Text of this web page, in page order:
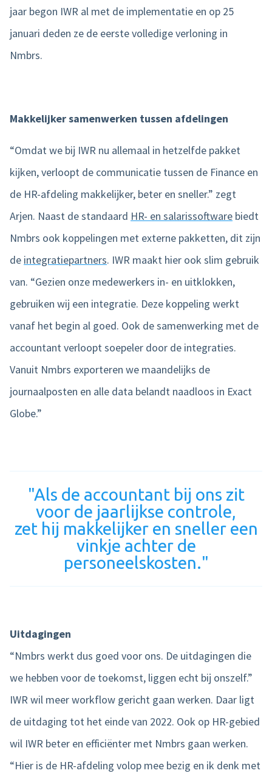
jaar begon IWR al met de implementatie en op 25
januari deden ze de eerste volledige verloning in
Nmbrs.
Makkelijker samenwerken tussen afdelingen
“Omdat we bij IWR nu allemaal in hetzelfde pakket
kijken, verloopt de communicatie tussen de Finance en
de HR-afdeling makkelijker, beter en sneller.” zegt
Arjen. Naast de standaard HR- en salarissoftware biedt
Nmbrs ook koppelingen met externe pakketten, dit zijn
de integratiepartners. IWR maakt hier ook slim gebruik
van. “Gezien onze medewerkers in- en uitklokken,
gebruiken wij een integratie. Deze koppeling werkt
vanaf het begin al goed. Ook de samenwerking met de
accountant verloopt soepeler door de integraties.
Vanuit Nmbrs exporteren we maandelijks de
journaalposten en alle data belandt naadloos in Exact
Globe.”
"Als de accountant bij ons zit
voor de jaarlijkse controle,
zet hij makkelijker en sneller een
vinkje achter de
personeelskosten."
Uitdagingen
“Nmbrs werkt dus goed voor ons. De uitdagingen die
we hebben voor de toekomst, liggen echt bij onszelf.”
IWR wil meer workflow gericht gaan werken. Daar ligt
de uitdaging tot het einde van 2022. Ook op HR-gebied
wil IWR beter en efficiënter met Nmbrs gaan werken.
“Hier is de HR-afdeling volop mee bezig en ik denk met